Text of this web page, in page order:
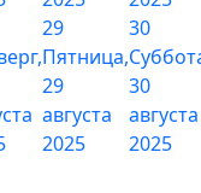
29
Пятница,
29
августа
2025
30
30
августа
2025